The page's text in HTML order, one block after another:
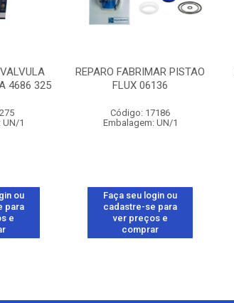
4686 325
UN/1
ou
para
e
REPARO FABRIMAR PISTAO
FLUX 06136
Código: 17186
Embalagem: UN/1
Faça seu login ou
cadastre-se para
ver preços e
comprar